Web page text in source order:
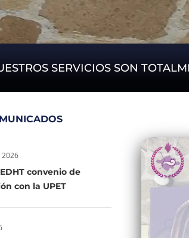
SERVICIOS SON
2026
convenio de
con la UPET